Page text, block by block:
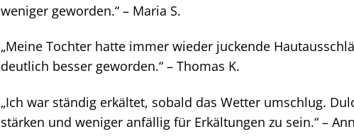
weniger geworden.“ – Maria S.
„Meine Tochter hatte immer wieder juckende
deutlich besser geworden.“ – Thomas K.
„Ich war ständig erkältet, sobald das Wetter umschlug.
stärken und weniger anfällig für Erkältungen zu sein.“ –